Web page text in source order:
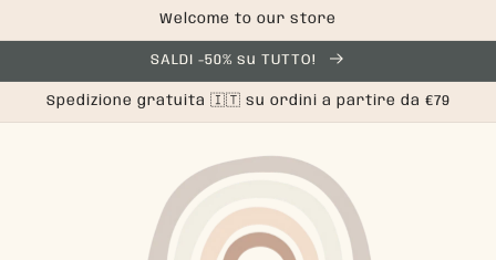
Welcome to our store
SALDI -50% su TUTTO!
Spedizione gratuita 🇮🇹 su ordini a partire da €79